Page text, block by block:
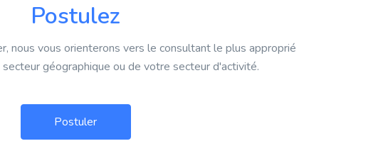
Postulez
nous vous orienterons vers le consultant le plus approprié
géographique ou de votre secteur d'activité.